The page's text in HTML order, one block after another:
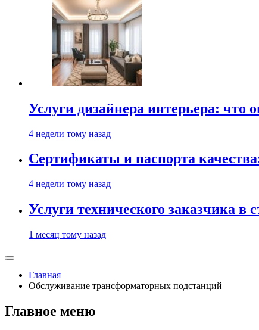
Услуги дизайнера интерьера: что
4 недели тому назад
Сертификаты и паспорта
4 недели тому назад
Услуги технического заказчика
1 месяц тому назад
Главная
Обслуживание трансформаторных подстанций
Главное меню